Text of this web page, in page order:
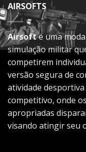
AIRSOFTS
Airsofté uma
simulação militar
competirem
versão segura de
atividade
competitivo, onde
apropriadas
visando atingir seu